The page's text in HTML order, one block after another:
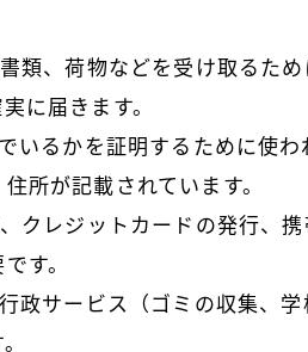
類、荷物などを受け取るため
に届きます。
いるかを証明するために使わ
所が記載されています。
クレジットカードの発行、携
す。
政サービス（ゴミの収集、